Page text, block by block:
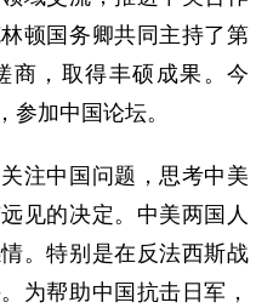
顿国务卿共同主持了第
商，取得丰硕成果。今
参加中国论坛。
中国问题，思考中美
见的决定。中美两国人
。特别是在反法西斯战
为帮助中国抗击日军，